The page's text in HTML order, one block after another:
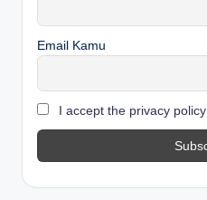
Email Kamu
I accept the privacy policy